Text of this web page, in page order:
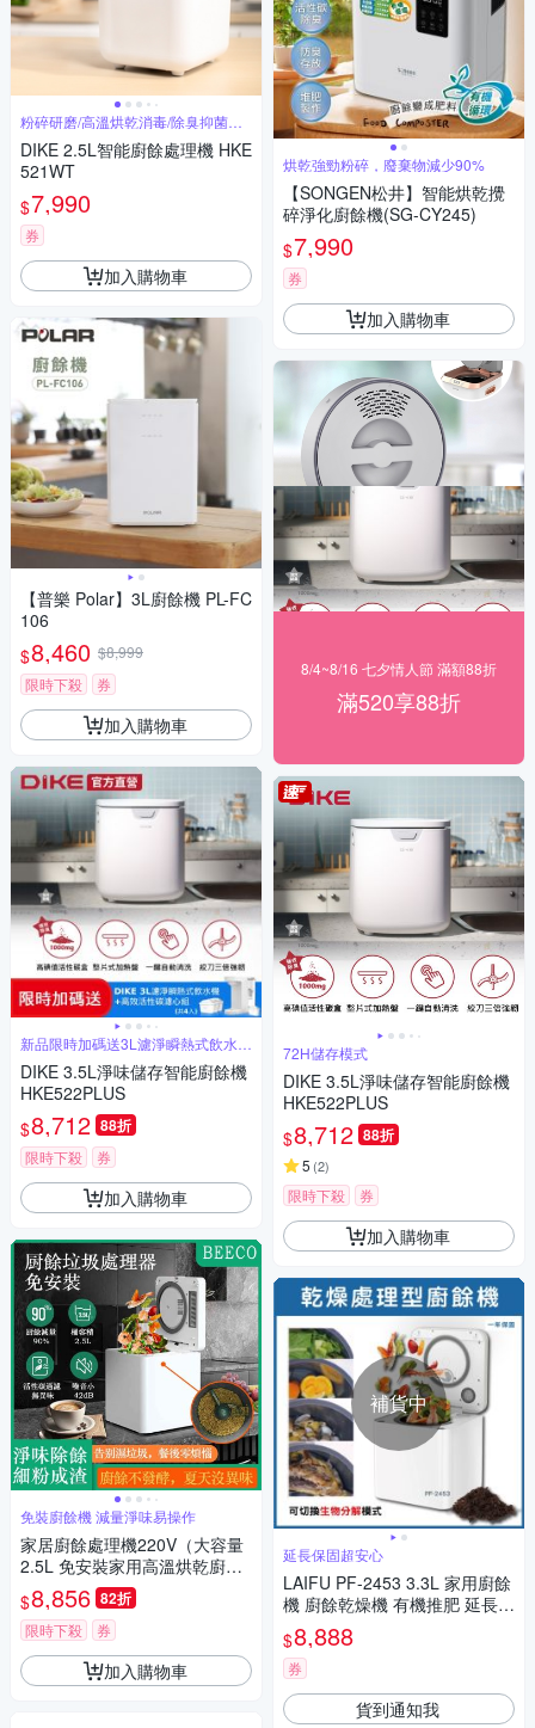
粉碎研磨/高溫烘乾消毒/除臭抑菌一
次完成
DIKE 2.5L智能廚餘處理機 HKE
521WT
$7,990
券
加入購物車
【普樂 Polar】3L廚餘機 PL-FC
106
$8,460 $8,999
限時下殺
券
加入購物車
新品限時加碼送3L濾淨瞬熱式飲水機
含芯
DIKE 3.5L淨味儲存智能廚餘機
HKE522PLUS
$8,712 88折
限時下殺 券
加入購物車
免裝廚餘機 減量淨味易操作
家居廚餘處理機220V（大容量
2.5L 免安裝家用高溫烘乾廚餘
機 台灣總代理 活性碳過濾 低噪
音廚房用品）
$8,856 82折
限時下殺 券
加入購物車
烘乾強勁粉碎，廢棄物減少90%
【SONGEN松井】智能烘乾攪
碎淨化廚餘機(SG-CY245)
$7,990
券
加入購物車
8/4~8/16 七夕情人節 滿額88折
滿520享88折
72H儲存模式
DIKE 3.5L淨味儲存智能廚餘機
HKE522PLUS
$8,712 88折
5 (2)
限時下殺 券
加入購物車
補貨中
延長保固超安心
LAIFU PF-2453 3.3L 家用廚餘
機 廚餘乾燥機 有機推肥 延長保
固2年
$8,888
券
貨到通知我